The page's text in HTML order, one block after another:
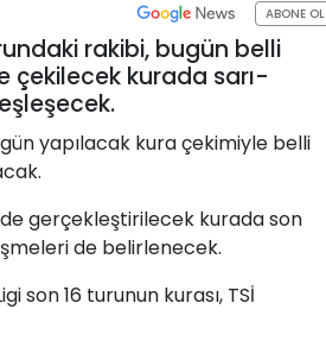
ABONE OL
rakibi, bugün belli
çekilecek kurada sarı-
yapılacak kura çekimiyle belli
gerçekleştirilecek kurada son
de belirlenecek.
son 16 turunun kurası, TSİ